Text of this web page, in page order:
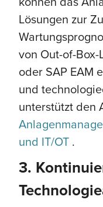
Lösungen zur
von Out-of-
oder SAP EAM
und
unterstützt den
und IT/OT .
3.